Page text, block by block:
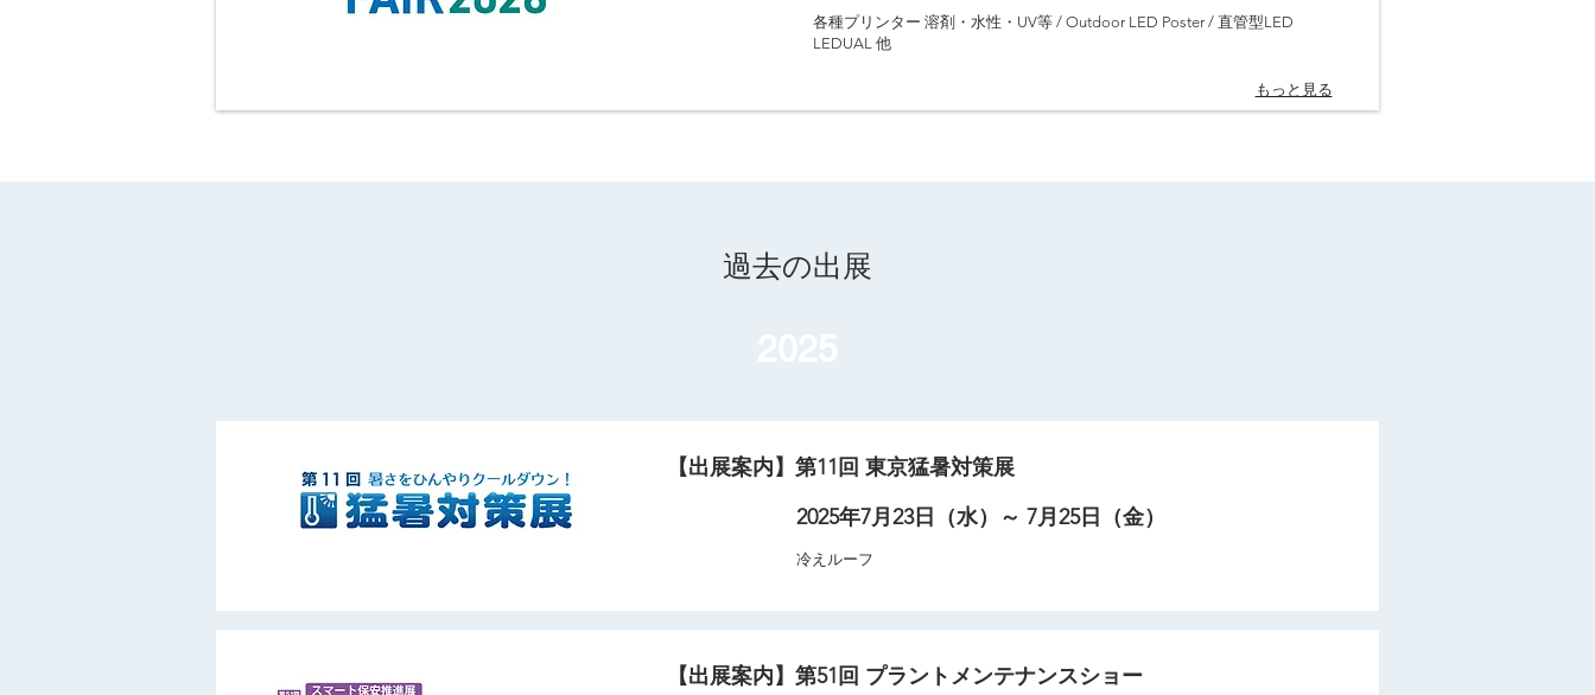
各種プリンター 溶剤・水性・UV等 / Outdoor LED Poster / 直管型LED
LEDUAL 他
もっと見る
過去の出展
【出展案内】第11回 東京猛暑対策展
2025年7月23日（水）～ 7月25日（金）
冷えルーフ
【出展案内】第51回 プラントメンテナンスショー